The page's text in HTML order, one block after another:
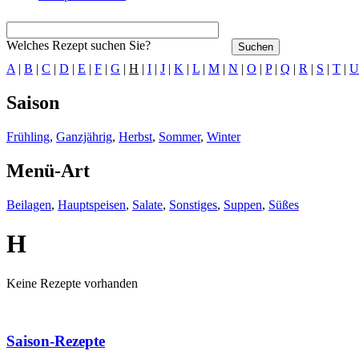
Welches Rezept suchen Sie?
A | B | C | D | E | F | G | H | I | J | K | L | M | N | O | P| Q | R | S | T | U
Saison
Frühling, Ganzjährig, Herbst, Sommer, Winter
Menü-Art
Beilagen, Hauptspeisen, Salate, Sonstiges, Suppen, Süßes
H
Keine Rezepte vorhanden
Saison-Rezepte